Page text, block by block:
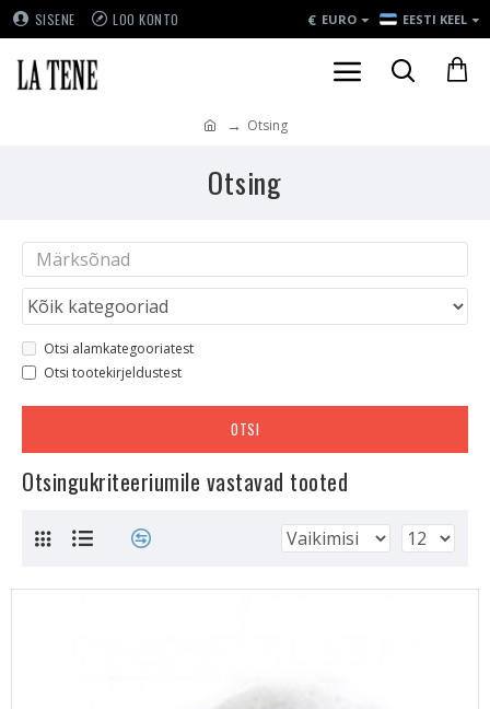
SISENE LOO KONTO € EURO EESTI KEEL
Otsing
Otsing
Otsi alamkategooriatest
Otsi tootekirjeldustest
OTSI
Otsingukriteeriumile vastavad tooted